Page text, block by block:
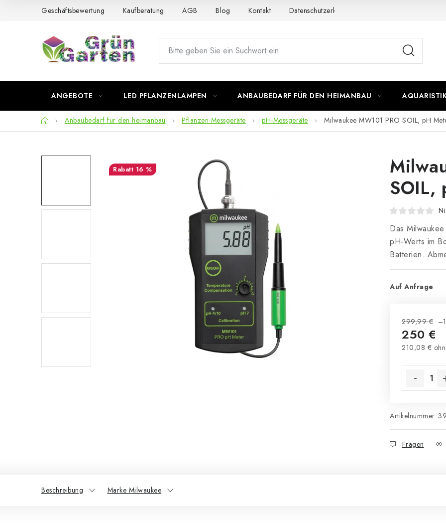
Geschäftsbewertung Kaufberatung AGB Blog Kontakt Datenschutzerklärung
ANGEBOTE LED PFLANZENLAMPEN ANBAUBEDARF FÜR DEN HEIMANBAU
StartseiteAnbaubedarf für den heimanbau Pflanzen-Messgeräte pH-Messgeräte Milwaukee MW101 PRO SOIL, pH
SOIL,
Das
pH-Werts im
Batterien.
Auf Anfrage
299,99 €
250 €
210,08 €
Artikelnummer:
Fragen
16 %
Beschreibung Marke Milwaukee